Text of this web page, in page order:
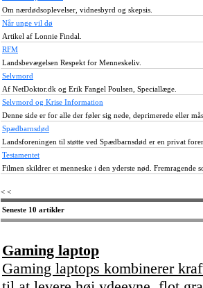
Om nærdødsoplevelser, vidnesbyrd og skepsis.
Når unge vil dø
Artikel af Lonnie Findal.
RFM
Landsbevægelsen Respekt for Menneskeliv.
Selvmord
Af NetDoktor.dk og Erik Fangel Poulsen, Speciallæge.
Selvmord og Krise Information
Denne side er for alle der føler sig nede, deprimerede eller
Spædbarnsdød
Landsforeningen til støtte ved Spædbarnsdød er en privat
Testamentet
Filmen skildrer et menneske i den yderste nød. Fremragende
< <
Seneste 10 artikler
Gaming laptop
Gaming laptops kombinerer